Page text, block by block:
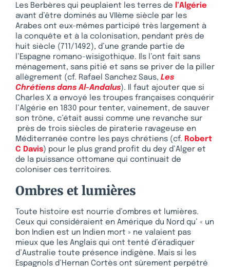
Les Berbères qui peuplaient les terres de l’Algérie
avant d’être dominés au VIIème siècle par les
Arabes ont eux-mêmes participé très largement à
la conquête et à la colonisation, pendant près de
huit siècle (711/1492), d’une grande partie de
l’Espagne romano-wisigothique. Ils l’ont fait sans
ménagement, sans pitié et sans se priver de la piller
allègrement (cf. Rafael Sanchez Saus, Les
Chrétiens dans Al-Andalus). Il faut ajouter que si
Charles X a envoyé les troupes françaises conquérir
l’Algérie en 1830 pour tenter, vainement, de sauver
son trône, c’était aussi comme une revanche sur
près de trois siècles de piraterie ravageuse en
Méditerranée contre les pays chrétiens (cf. Robert
C Davis) pour le plus grand profit du dey d’Alger et
de la puissance ottomane qui continuait de
coloniser ces territoires.
Ombres et lumières
Toute histoire est nourrie d’ombres et lumières.
Ceux qui considéraient en Amérique du Nord qu’ « un
bon Indien est un Indien mort » ne valaient pas
mieux que les Anglais qui ont tenté d’éradiquer
d’Australie toute présence indigène. Mais si les
Espagnols d’Hernan Cortès ont sûrement perpétré